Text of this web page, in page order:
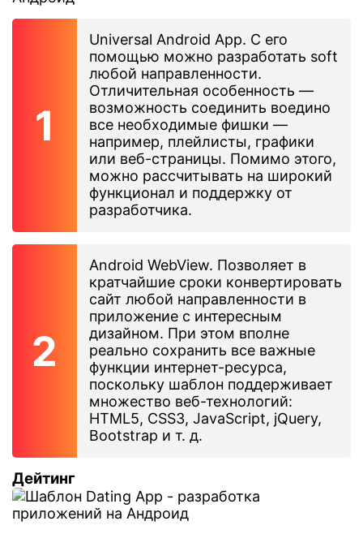
Universal Android App. С его
помощью можно разработать soft
любой направленности.
Отличительная особенность —
возможность соединить воедино
все необходимые фишки —
например, плейлисты, графики
или веб-страницы. Помимо этого,
можно рассчитывать на широкий
функционал и поддержку от
разработчика.
Android WebView. Позволяет в
кратчайшие сроки конвертировать
сайт любой направленности в
приложение с интересным
дизайном. При этом вполне
реально сохранить все важные
функции интернет-ресурса,
поскольку шаблон поддерживает
множество веб-технологий:
HTML5, CSS3, JavaScript, jQuery,
Bootstrap и т. д.
Дейтинг